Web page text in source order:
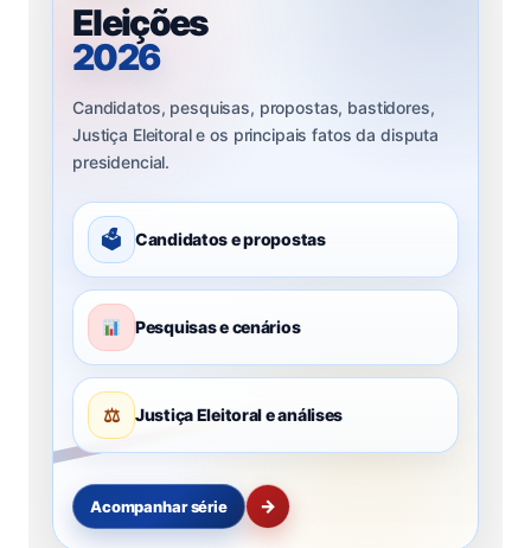
Eleições
2026
Candidatos, pesquisas, propostas, bastidores,
Justiça Eleitoral e os principais fatos da disputa
presidencial.
🗳 Candidatos e propostas
Pesquisas e cenários
⚖ Justiça Eleitoral e análises
Acompanhar série →